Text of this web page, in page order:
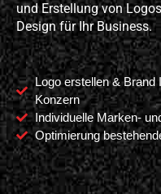
und Erstellung von
Design für Ihr Business.
Logo erstellen &
Konzern
Individuelle Marken-
Optimierung